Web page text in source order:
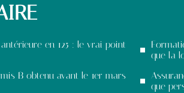
en 125 : le vrai point
que la
B obtenu avant le 1er mars
que